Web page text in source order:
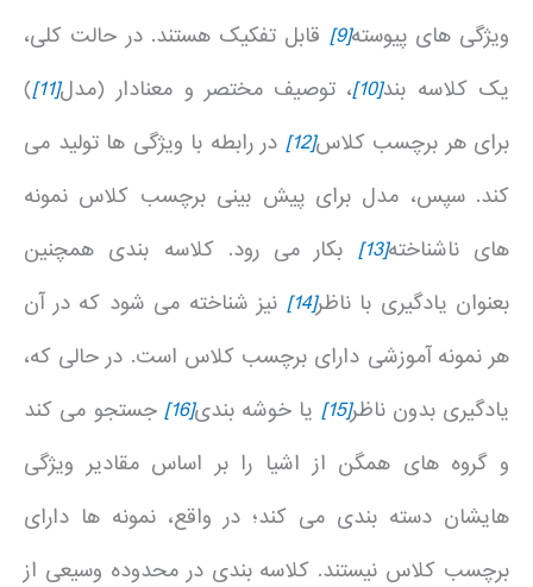
ویژگی های پیوسته[9]
قابل تفکیک هستند. در حالت کلی،
یک کلاسه بند[10] ، توصیف مختصر و معنادار (مدل[11]
)
برای هر برچسب کلاس[12]
در رابطه با ویژگی ها تولید می
کند. سپس، مدل برای پیش بینی برچسب کلاس نمونه
های ناشناخته[13]
بکار می رود. کلاسه بندی همچنین
بعنوان یادگیری با ناظر[14]
نیز شناخته می شود که در آن
هر نمونه آموزشی دارای برچسب کلاس است. در حالی که،
یادگیری بدون ناظر[15] یا خوشه بندی[16]
جستجو می کند
و گروه های همگن از اشیا را بر اساس مقادیر ویژگی
هایشان دسته بندی می کند؛ در واقع، نمونه ها دارای
برچسب کلاس نیستند. کلاسه بندی در محدوده وسیعی از